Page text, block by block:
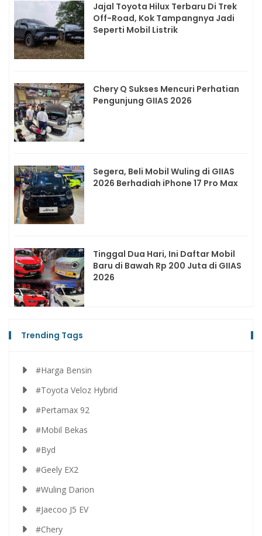
Jajal Toyota Hilux Terbaru Di Trek
Off-Road, Kok Tampangnya Jadi
Seperti Mobil Listrik
Chery Q Sukses Mencuri Perhatian
Pengunjung GIIAS 2026
Segera, Beli Mobil Wuling di GIIAS
2026 Berhadiah iPhone 17 Pro Max
Tinggal Dua Hari, Ini Daftar Mobil
Baru di Bawah Rp 200 Juta di GIIAS
2026
Trending Tags
#Harga Bensin
#Toyota Veloz Hybrid
#Pertamax 92
#Mobil Bekas
#Byd
#Geely EX2
#Wuling Darion
#Jaecoo J5 EV
#Chery